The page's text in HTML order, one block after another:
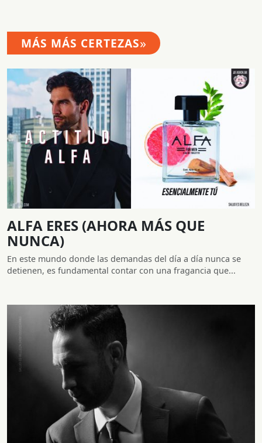
MÁS MÁS CERTEZAS»
ALFA ERES (AHORA MÁS QUE
NUNCA)
En este mundo donde las demandas del día a día nunca se
detienen, es fundamental contar con una fragancia que...